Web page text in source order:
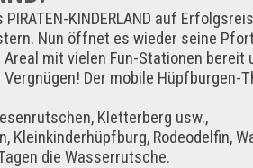
KINDERLAND auf
Nun öffnet es wieder seine
mit vielen Fun-Stationen bereit
Der mobile Hüpfburgen-
Kletterberg usw.,
Kleinkinderhüpfburg, Rodeodelfin,
die Wasserrutsche.